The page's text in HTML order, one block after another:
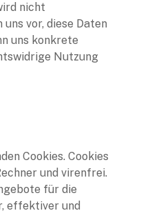
nicht
vor, diese Daten
uns konkrete
Nutzung
Cookies. Cookies
und virenfrei.
für die
effektiver und